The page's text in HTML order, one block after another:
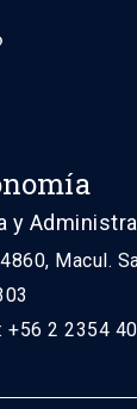
y
Macul.
+56 2 2354